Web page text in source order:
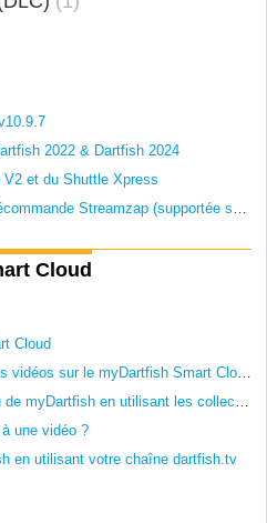
2022 & Dartfish 2024
et du Shuttle Xpress
Cloud
Cloud
Comment puis-je charger des vidéos sur le myDartfish Smart Cloud ?
Contrôler l'accès au contenu de myDartfish en utilisant les collections
une vidéo ?
en utilisant votre chaîne dartfish.tv